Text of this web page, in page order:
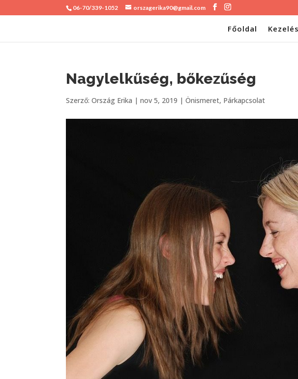
06-70/339-1052 orszagerika90@gmail.com
Főoldal
Nagylelkűség, bőkezűség
Szerző:Ország Erika |nov 5, 2019 |Önismeret, Párkapcsolat